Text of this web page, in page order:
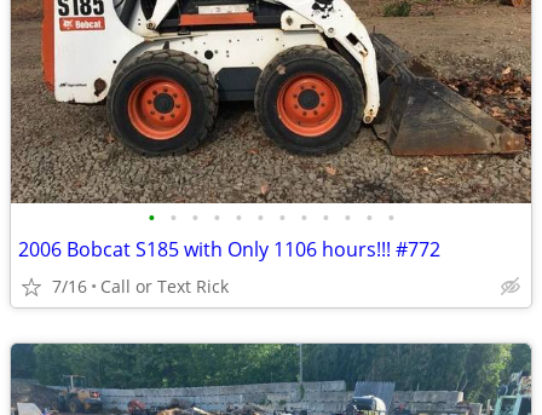
• • • • • • • • • • • •
2006 Bobcat S185 with Only 1106 hours!!! #772
7/16 Call or Text Rick